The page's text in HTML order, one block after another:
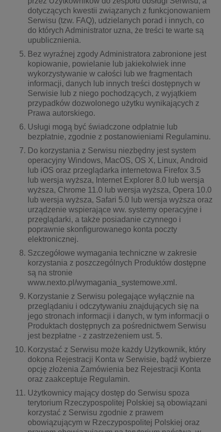
dotyczących kwestii związanych z funkcjonowaniem
Serwisu (tzw. FAQ), udzielanych porad i innych, co
do których Administrator uzna, że treści te warte są
upublicznienia.
Bez wyraźnej zgody Administratora zabronione jest
kopiowanie, powielanie lub jakiekolwiek inne
wykorzystywanie w całości lub we fragmentach
informacji, danych lub innych treści dostępnych w
Serwisie lub z niego pochodzących, z wyjątkiem
przypadków dozwolonego użytku wynikających z
Prawa autorskiego.
Usługi mogą być świadczone odpłatnie lub
bezpłatnie, zgodnie z postanowieniami Regulaminu.
Do korzystania z Serwisu niezbędny jest system
operacyjny Windows, MacOS, OS X, Linux, Android
lub iOS oraz przeglądarka internetowa Firefox 3.5
lub wersja wyższa, Internet Explorer 8.0 lub wersja
wyższa, Chrome 11.0 lub wersja wyższa, Opera 10.0
lub wersja wyższa, Safari 5.0 lub wersja wyższa oraz
urządzenie wspierające ww. systemy operacyjne i
przeglądarki, a także posiadanie czynnego i
poprawnie skonfigurowanego konta poczty
elektronicznej.
Szczegółowe wymagania techniczne w zakresie
korzystania z poszczególnych Produktów dostępne
są na stronie
www.nexto.pl/wymagania_systemowe.xml.
Korzystanie z Serwisu polegające wyłącznie na
przeglądaniu i odczytywaniu znajdujących się na
jego stronach informacji i danych, w tym informacji o
Produktach dostępnych za pośrednictwem Serwisu
jest bezpłatne - z zastrzeżeniem ust. 5.
Korzystać z Serwisu może każdy Użytkownik, który
dokona Rejestracji Konta w Serwisie, bądź wybierze
opcję złożenia Zamówienia bez Rejestracji Konta
oraz zaakceptuje Regulamin.
Użytkownicy mający dostęp do Serwisu spoza
terytorium Rzeczypospolitej Polskiej są obowiązani
korzystać z Serwisu zgodnie z prawem
obowiązującym w Rzeczypospolitej Polskiej oraz